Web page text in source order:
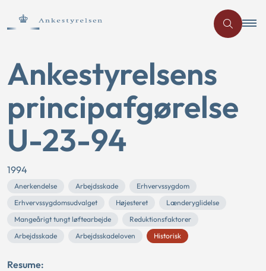
Ankestyrelsens
principafgørelse
U-23-94
1994
Anerkendelse Arbejdsskade
Erhvervssygdom
Erhvervssygdomsudvalget
Højesteret
Lænderyglidelse
Mangeårigt tungt løftearbejde
Reduktionsfaktorer
Arbejdsskade
Arbejdsskadeloven Historisk
Resume: